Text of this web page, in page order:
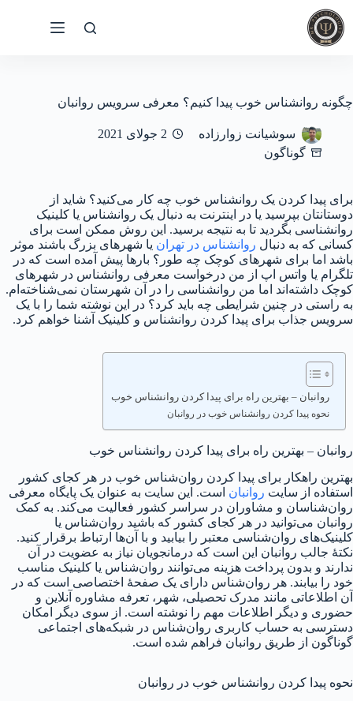
پرش
به
محتوا
چگونه روانشناس خوب پیدا کنیم؟ معرفی سرویس روانبان
سوشیانت زوارزاده
2 جولای 2021
گوناگون
برای پیدا کردن یک روانشناس خوب چه کار می‌کنید؟ شاید از
دوستانتان بپرسید یا در اینترنت به دنبال یک روانشناس یا کلینیک
روانشناسی بگردید تا به نتیجه برسید. این روش ممکن است برای
کسانی که به دنبال روانشناس در تهران یا شهرهای بزرگ باشند موثر
باشد اما برای شهرهای کوچک چه طور؟ بارها پیش آمده است که در
تلگرام یا واتس اپ از من درخواست معرفی روانشناس در شهرهای
کوچک داشته‌اند اما من روانشناسی را در آن شهرستان نمی‌شناخته‌ام.
به راستی در چنین شرایطی چه باید کرد؟ در این نوشته شما را با یک
سرویس جذاب برای پیدا کردن روانشناس و کلینیک آشنا خواهم کرد.
روانبان – بهترین راه برای پیدا کردن روانشناس خوب
نحوه پیدا کردن روانشناس خوب در روانبان
روانبان – بهترین راه برای پیدا کردن روانشناس خوب
بهترین راهکار برای پیدا کردن روان‌شناس خوب در هر کجای کشور
استفاده از سایت روانبان است. این سایت به عنوان یک پایگاه معرفی
روان‌شناسان و مشاوران در سراسر کشور فعالیت می‌کند. به کمک
روانبان می‌توانید در هر کجای کشور که باشید روان‌شناس یا
کلینیک‌های روان‌شناسی معتبر را بیابید و با آن‌ها ارتباط برقرار کنید.
نکتهٔ جالب روانبان این است که درمانجویان نیاز به عضویت در آن
ندارند و بدون پرداخت هزینه می‌توانند روان‌شناس یا کلینیک مناسب
خود را بیابند. هر روان‌شناس دارای یک صفحهٔ اختصاصی است که در
آن اطلاعاتی مانند مدرک تحصیلی، شهر، تعرفه مشاوره آنلاین و
حضوری و دیگر اطلاعات مهم را نوشته است. از سوی دیگر امکان
دسترسی به حساب کاربری روان‌شناس در شبکه‌های اجتماعی
گوناگون از طریق روانبان فراهم شده است.
نحوه پیدا کردن روانشناس خوب در روانبان